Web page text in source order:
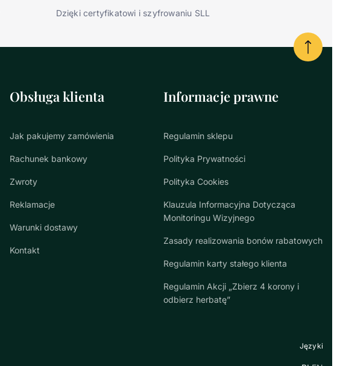
Dzięki certyfikatowi i szyfrowaniu SLL
Obsługa klienta
Jak pakujemy zamówienia
Rachunek bankowy
Zwroty
Reklamacje
Warunki dostawy
Kontakt
Informacje prawne
Regulamin sklepu
Polityka Prywatności
Polityka Cookies
Klauzula Informacyjna Dotycząca
Monitoringu Wizyjnego
Zasady realizowania bonów rabatowych
Regulamin karty stałego klienta
Regulamin Akcji „Zbierz 4 korony i
odbierz herbatę”
Języki